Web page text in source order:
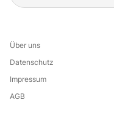
Über uns
Datenschutz
Impressum
AGB